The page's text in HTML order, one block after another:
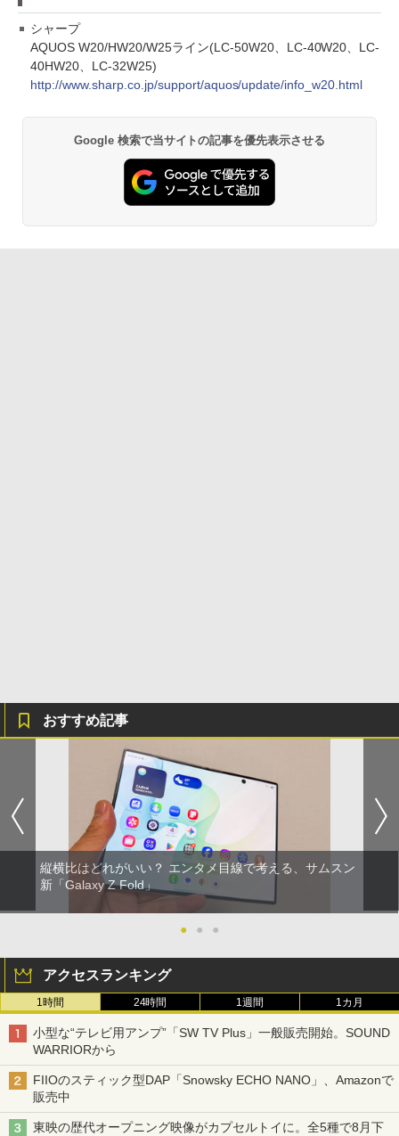
シャープ
AQUOS W20/HW20/W25ライン(LC-50W20、LC-40W20、LC-
40HW20、LC-32W25)
http://www.sharp.co.jp/support/aquos/update/info_w20.html
Google 検索で当サイトの記事を優先表示させる
おすすめ記事
縦横比はどれがいい？ エンタメ目線で考える、サムスン
新「Galaxy Z Fold」
● ● ●
アクセスランキング
1時間 24時間 1週間 1カ月
小型な“テレビ用アンプ”「SW TV Plus」一般販売開始。SOUND
WARRIORから
FIIOのスティック型DAP「Snowsky ECHO NANO」、Amazonで
販売中
東映の歴代オープニング映像がカプセルトイに。全5種で8月下